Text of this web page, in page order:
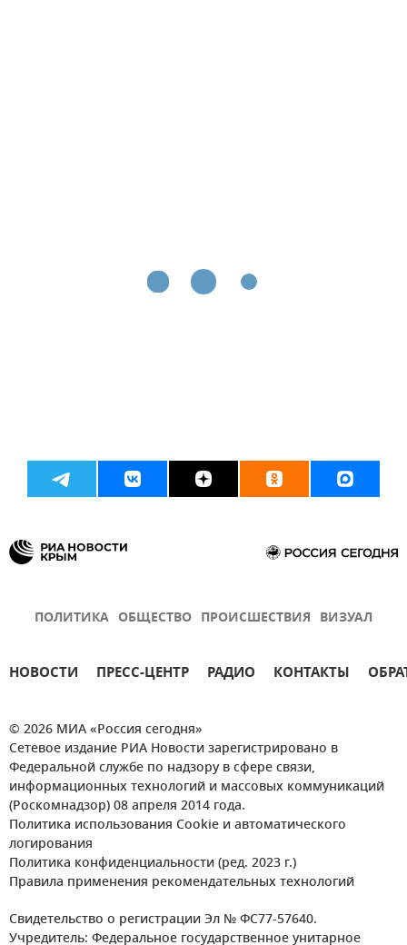
ПОЛИТИКА ОБЩЕСТВО ПРОИСШЕСТВИЯ ВИЗУАЛ
НОВОСТИ ПРЕСС-ЦЕНТР РАДИО КОНТАКТЫ
© 2026 МИА «Россия сегодня»
Сетевое издание РИА Новости зарегистрировано в
Федеральной службе по надзору в сфере связи,
информационных технологий и массовых коммуникаций
(Роскомнадзор) 08 апреля 2014 года.
Политика использования Cookie и автоматического
логирования
Политика конфиденциальности (ред. 2023 г.)
Правила применения рекомендательных технологий
Свидетельство о регистрации Эл № ФС77-57640.
Учредитель: Федеральное государственное унитарное